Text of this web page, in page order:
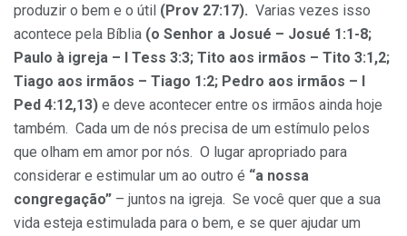
produzir o bem e o útil (Prov 27:17). Varias vezes isso
acontece pela Bíblia (o Senhor a Josué – Josué 1:1-8;
Paulo à igreja – I Tess 3:3; Tito aos irmãos – Tito 3:1,2;
Tiago aos irmãos – Tiago 1:2; Pedro aos irmãos – I
Ped 4:12,13) e deve acontecer entre os irmãos ainda hoje
também. Cada um de nós precisa de um estímulo pelos
que olham em amor por nós. O lugar apropriado para
considerar e estimular um ao outro é “a nossa
congregação” – juntos na igreja. Se você quer que a sua
vida esteja estimulada para o bem, e se quer ajudar um